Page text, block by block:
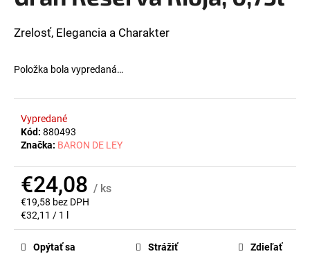
hviezdičiek.
Zrelosť, Elegancia a Charakter
Položka bola vypredaná…
Vypredané
Kód: 880493
Značka: BARON DE LEY
€24,08 / ks
€19,58 bez DPH
Jednotková
cena:
€32,11 / 1 l
Opýtať sa Strážiť Zdieľať
j
ť
O
p